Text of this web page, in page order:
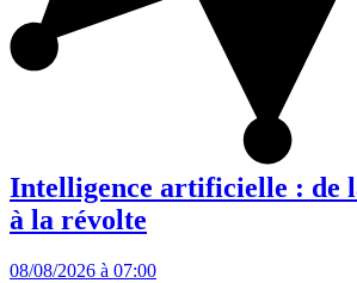
Intelligence artificielle : de
à la révolte
08/08/2026 à 07:00